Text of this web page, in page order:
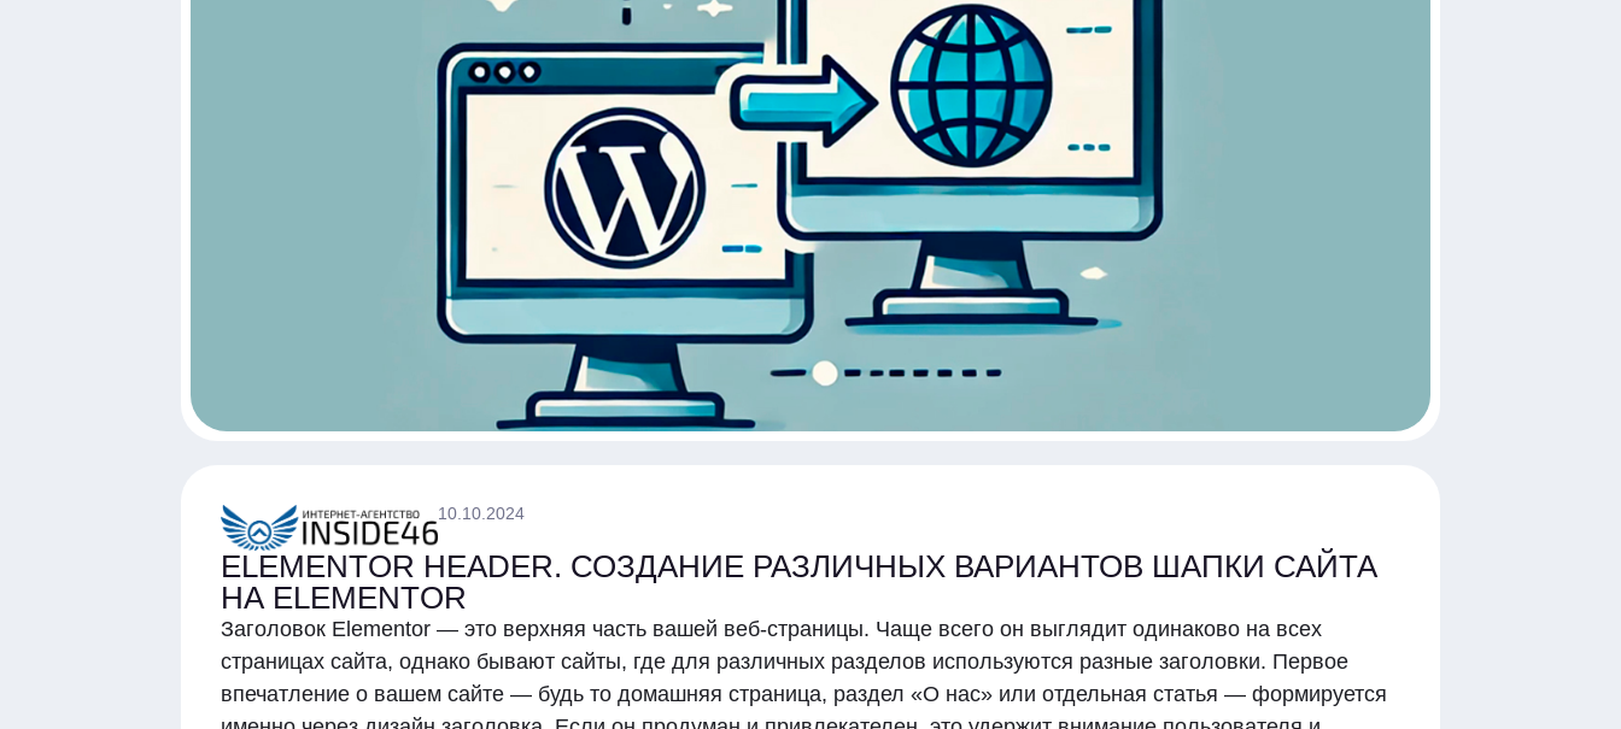
10.10.2024
ELEMENTOR HEADER. СОЗДАНИЕ РАЗЛИЧНЫХ ВАРИАНТОВ ШАПКИ САЙТА
НА ELEMENTOR
Заголовок Elementor — это верхняя часть вашей веб-страницы. Чаще всего он выглядит одинаково на всех
страницах сайта, однако бывают сайты, где для различных разделов используются разные заголовки. Первое
впечатление о вашем сайте — будь то домашняя страница, раздел «О нас» или отдельная статья — формируется